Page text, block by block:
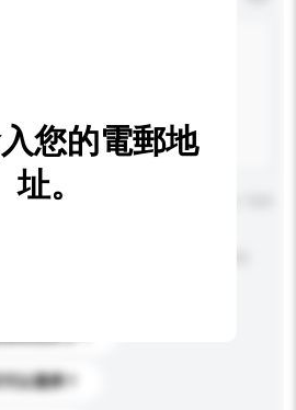
格是多少？
以選擇？
您的電郵地
址。